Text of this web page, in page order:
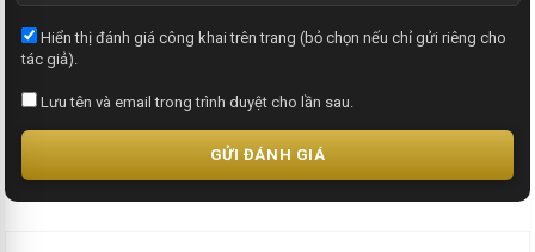
Hiển thị đánh giá công khai trên trang (bỏ chọn nếu chỉ gửi riêng cho
tác giả).
Lưu tên và email trong trình duyệt cho lần sau.
GỬI ĐÁNH GIÁ